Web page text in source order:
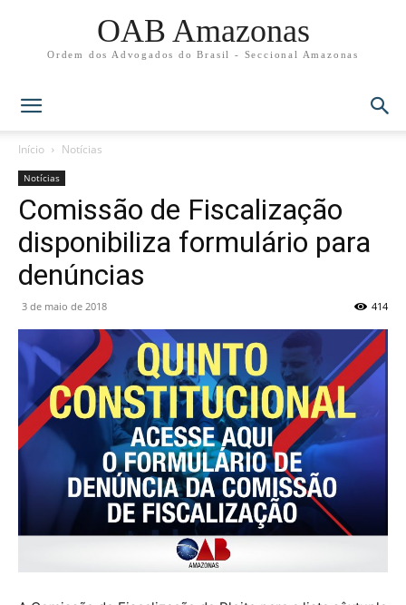
OAB Amazonas
Ordem dos Advogados do Brasil - Seccional Amazonas
Início Notícias
Notícias
Comissão de Fiscalização
disponibiliza formulário para
denúncias
3 de maio de 2018 414